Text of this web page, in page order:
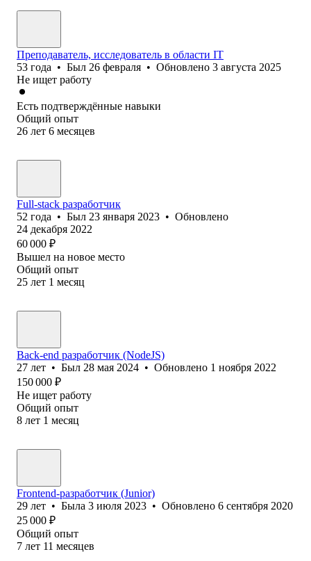
Преподаватель, исследователь в области IT
53 года • Был 26 февраля • Обновлено 3 августа 2025
Не ищет работу
Есть подтверждённые навыки
Общий опыт
26 лет 6 месяцев
Full-stack разработчик
52 года • Был 23 января 2023 • Обновлено
24 декабря 2022
60 000 ₽
Вышел на новое место
Общий опыт
25 лет 1 месяц
Back-end разработчик (NodeJS)
27 лет • Был 28 мая 2024 • Обновлено 1 ноября 2022
150 000 ₽
Не ищет работу
Общий опыт
8 лет 1 месяц
Frontend-разработчик (Junior)
29 лет • Была 3 июля 2023 • Обновлено 6 сентября 2020
25 000 ₽
Общий опыт
7 лет 11 месяцев